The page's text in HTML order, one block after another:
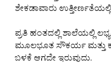
ಶೇಕಡಾವಾರು
ಪ್ರತಿ ಹಂತದಲ್ಲಿ ಶಾಲೆಯಲ್ಲಿ
ಮೂಲಭೂತ ಸೌಕರ್ಯ ಮತ್ತು
ಬಳಕೆ ಆಗದೇ ಇರುವುದು.